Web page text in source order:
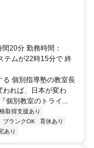
20分 勤務時間：
テムが22時15分で 終
個別指導塾の教室長
われば、日本が変わ
個別教室のトライ...
取得支援あり
ブランクOK
育休あり
あり